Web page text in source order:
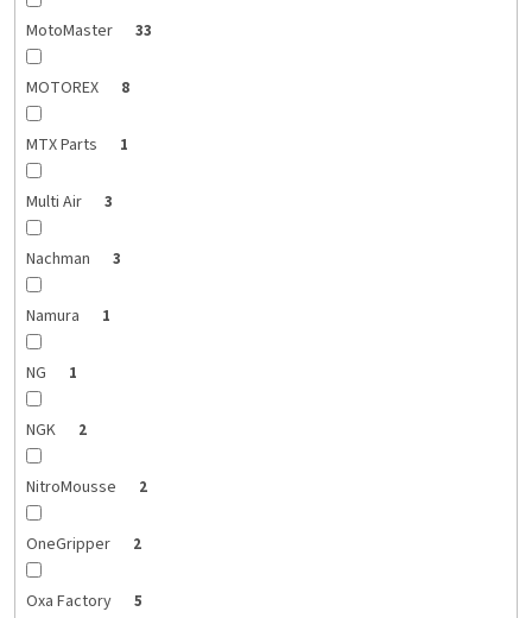
MotoMaster 33
MOTOREX 8
MTX Parts 1
Multi Air 3
Nachman 3
Namura 1
NG 1
NGK 2
NitroMousse 2
OneGripper 2
Oxa Factory 5